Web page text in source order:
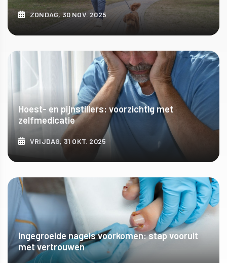
ZONDAG, 30 NOV. 2025
ONTDEK MEER
Hoest- en pijnstillers: voorzichtig met
zelfmedicatie
VRIJDAG, 31 OKT. 2025
ONTDEK MEER
Ingegroeide nagels voorkomen: stap vooruit
met vertrouwen